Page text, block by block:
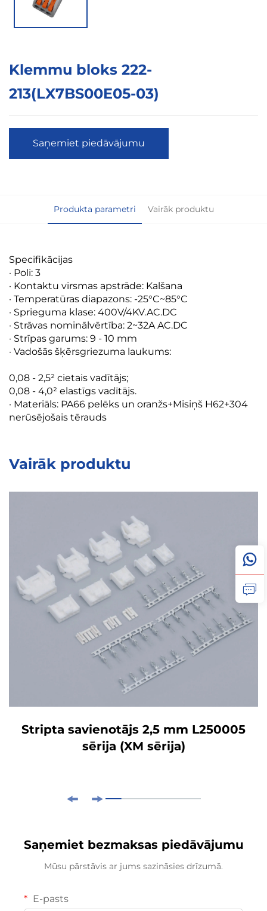
Klemmu bloks 222-
213(LX7BS00E05-03)
Saņemiet piedāvājumu
Produkta parametri Vairāk produktu
Specifikācijas
· Poli: 3
· Kontaktu virsmas apstrāde: Kalšana
· Temperatūras diapazons: -25°C~85°C
· Sprieguma klase: 400V/4KV.AC.DC
· Strāvas nominālvērtība: 2~32A AC.DC
· Strīpas garums: 9 - 10 mm
· Vadošās šķērsgriezuma laukums:
0,08 - 2,5² cietais vadītājs;
0,08 - 4,0² elastīgs vadītājs.
· Materiāls: PA66 pelēks un oranžs+Misiņš H62+304
nerūsējošais tērauds
Vairāk produktu
Stripta savienotājs 2,5 mm L250005
sērija (XM sērija)
Saņemiet bezmaksas piedāvājumu
Mūsu pārstāvis ar jums sazināsies drīzumā.
E-pasts